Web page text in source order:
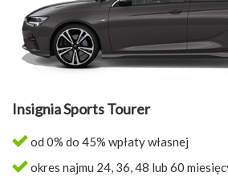
Insignia Sports Tourer
od 0% do 45% wpłaty własnej
okres najmu 24, 36, 48 lub 60